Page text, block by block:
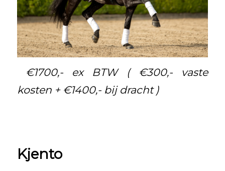
€1700,- ex BTW ( €300,- vaste
kosten + €1400,- bij dracht )
Kjento